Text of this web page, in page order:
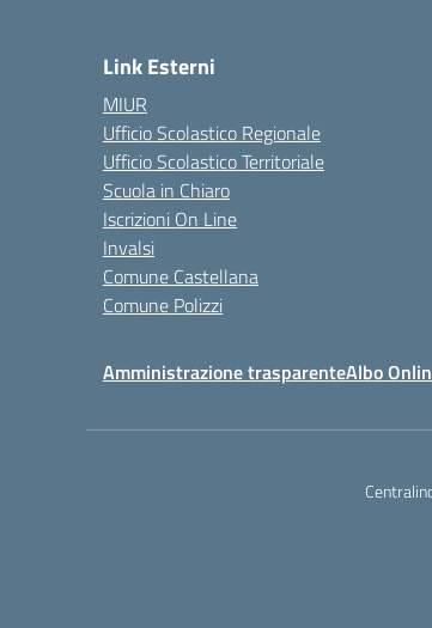
Link Esterni
MIUR
Ufficio Scolastico Regionale
Ufficio Scolastico Territoriale
Scuola in Chiaro
Iscrizioni On Line
Invalsi
Comune Castellana
Comune Polizzi
Amministrazione trasparenteAlbo